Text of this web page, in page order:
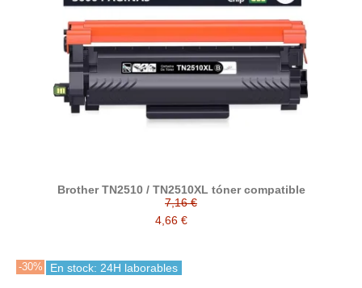
Brother TN2510 / TN2510XL tóner compatible
7,16 €
4,66 €
-30% En stock: 24H laborables